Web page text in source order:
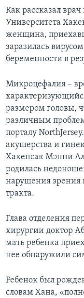
Как рассказал
Университета
женщина,
заразилась
беременности в
Микроцефалия –
размером головы,
различным
порталу
акушерства и
Хакенсак Мэнни
родилась
нарушения зрения
тракта.
Глава отделения
хирургии доктор
мать ребенка
нее обнаружили
Ребенок был
словам Хана,